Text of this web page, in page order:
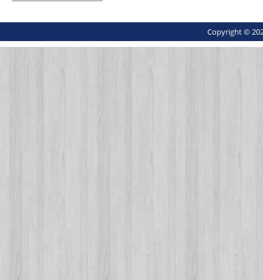
Copyright ©